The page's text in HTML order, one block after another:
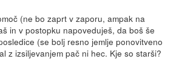
(ne bo zaprt v zaporu, ampak na
in v postopku napoveduješ, da boš še
(se bolj resno jemlje ponovitveno
z izsiljevanjem pač ni hec. Kje so starši?